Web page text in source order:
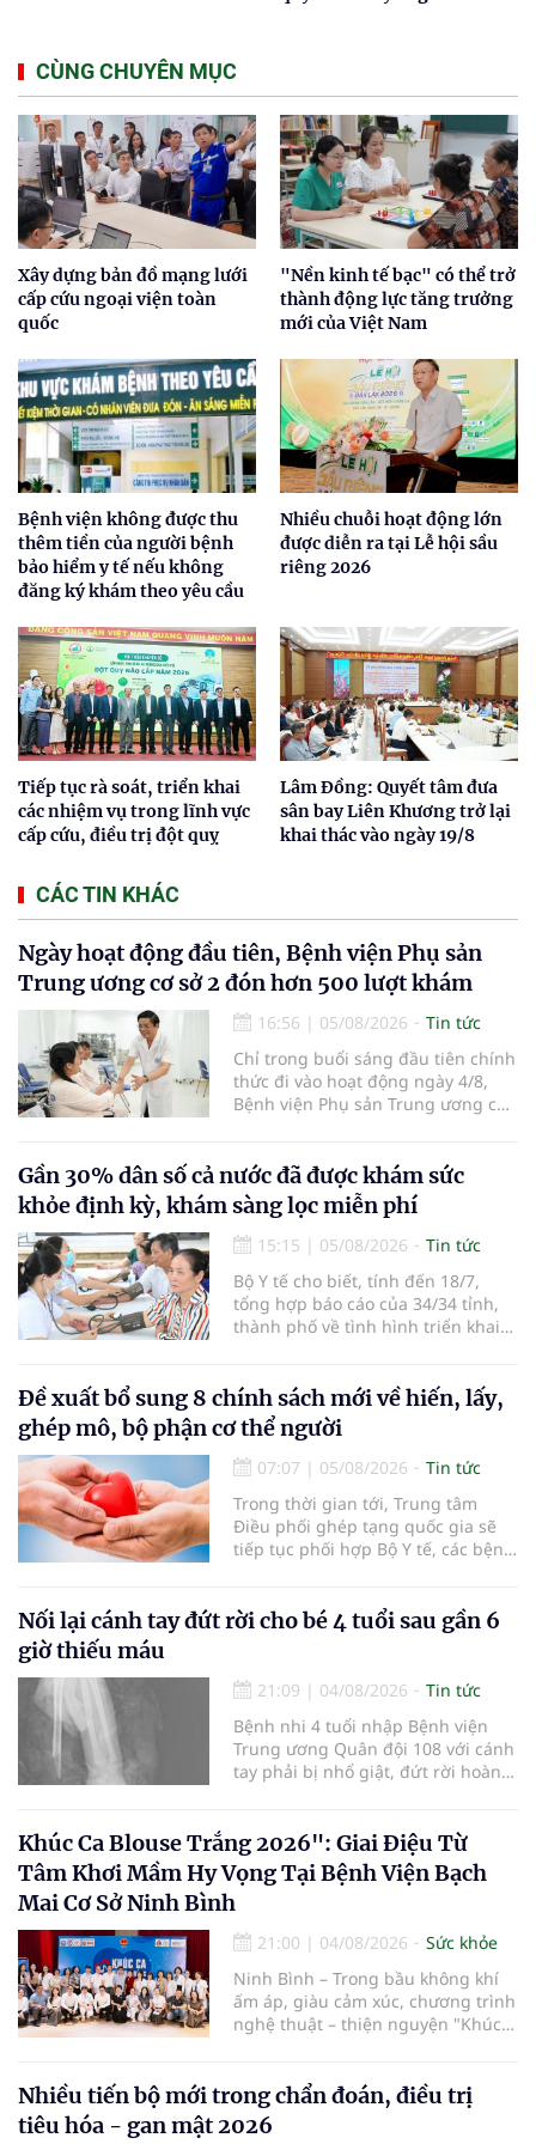
CÙNG CHUYÊN MỤC
Xây dựng bản đồ mạng lưới
cấp cứu ngoại viện toàn
quốc
"Nền kinh tế bạc" có thể trở
thành động lực tăng trưởng
mới của Việt Nam
Bệnh viện không được thu
thêm tiền của người bệnh
bảo hiểm y tế nếu không
đăng ký khám theo yêu cầu
Nhiều chuỗi hoạt động lớn
được diễn ra tại Lễ hội sầu
riêng 2026
Tiếp tục rà soát, triển khai
các nhiệm vụ trong lĩnh vực
cấp cứu, điều trị đột quỵ
Lâm Đồng: Quyết tâm đưa
sân bay Liên Khương trở lại
khai thác vào ngày 19/8
CÁC TIN KHÁC
Ngày hoạt động đầu tiên, Bệnh viện Phụ sản
Trung ương cơ sở 2 đón hơn 500 lượt khám
16:56 | 05/08/2026
Tin tức
Chỉ trong buổi sáng đầu tiên chính
thức đi vào hoạt động ngày 4/8,
Bệnh viện Phụ sản Trung ương cơ
em bé đầu tiên chào đời.
Gần 30% dân số cả nước đã được khám sức
khỏe định kỳ, khám sàng lọc miễn phí
15:15 | 05/08/2026
Tin tức
Bộ Y tế cho biết, tính đến 18/7,
tổng hợp báo cáo của 34/34 tỉnh,
thành phố về tình hình triển khai
nhận 32.286.360 người, chiếm gần
30% dân số cả nước đã được khám
sức khỏe định kỳ năm nay.
Đề xuất bổ sung 8 chính sách mới về hiến, lấy,
ghép mô, bộ phận cơ thể người
07:07 | 05/08/2026
Tin tức
Trong thời gian tới, Trung tâm
Điều phối ghép tạng quốc gia sẽ
tiếp tục phối hợp Bộ Y tế, các bệnh
cường truyền thông, hoàn thiện
quy trình chuyên môn và hệ thống
hiến và ghép mô tạng.
Nối lại cánh tay đứt rời cho bé 4 tuổi sau gần 6
giờ thiếu máu
21:09 | 04/08/2026
Tin tức
Bệnh nhi 4 tuổi nhập Bệnh viện
Trung ương Quân đội 108 với cánh
tay phải bị nhổ giật, đứt rời hoàn
thương nặng và thời gian thiếu
máu kéo dài, các bác sĩ đã tái lập
tuần hoàn thành công sau ca vi
phẫu kéo dài 3 giờ.
Khúc Ca Blouse Trắng 2026": Giai Điệu Từ
Tâm Khơi Mầm Hy Vọng Tại Bệnh Viện Bạch
Mai Cơ Sở Ninh Bình
21:00 | 04/08/2026
Sức khỏe
Ninh Bình – Trong bầu không khí
ấm áp, giàu cảm xúc, chương trình
nghệ thuật – thiện nguyện "Khúc
điểm dừng chân đầu tiên tại Bệnh
viện Bạch Mai cơ sở Ninh Bình.
Nhiều tiến bộ mới trong chẩn đoán, điều trị
tiêu hóa - gan mật 2026